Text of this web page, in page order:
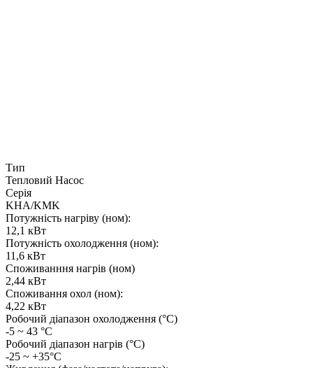
Тип
Тепловий Насос
Серія
KHA/KMK
Потужність нагріву (ном):
12,1 кВт
Потужність охолодження (ном):
11,6 кВт
Споживанння нагрів (ном)
2,44 кВт
Споживання охол (ном):
4,22 кВт
Робочий діапазон охолодження (°C)
-5 ~ 43 °C
Робочий діапазон нагрів (°C)
-25 ~ +35°C